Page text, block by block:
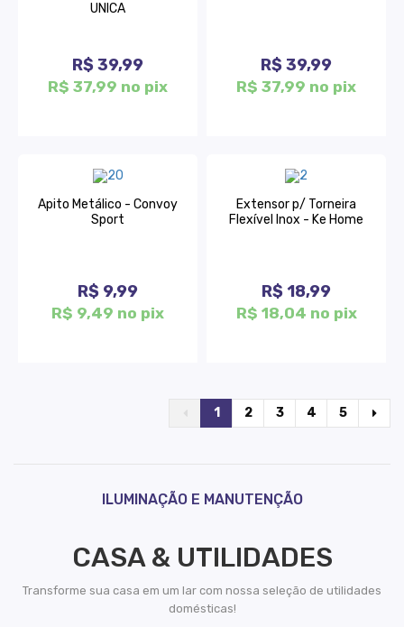
UNICA
R$ 39,99
R$ 37,99 no pix
R$ 39,99
R$ 37,99 no pix
Apito Metálico - Convoy
Sport
R$ 9,99
R$ 9,49 no pix
Extensor p/ Torneira
Flexível Inox - Ke Home
R$ 18,99
R$ 18,04 no pix
1 2 3 4 5
ILUMINAÇÃO E MANUTENÇÃO
CASA & UTILIDADES
Transforme sua casa em um lar com nossa seleção de utilidades
domésticas!